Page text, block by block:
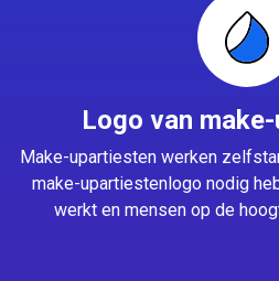
Logo van
Make-upartiesten werken
make-upartiestenlogo nodig
werkt en mensen op de